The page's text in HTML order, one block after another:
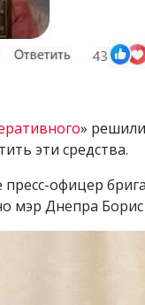
»
эти средства.
офицер
мэр Днепра